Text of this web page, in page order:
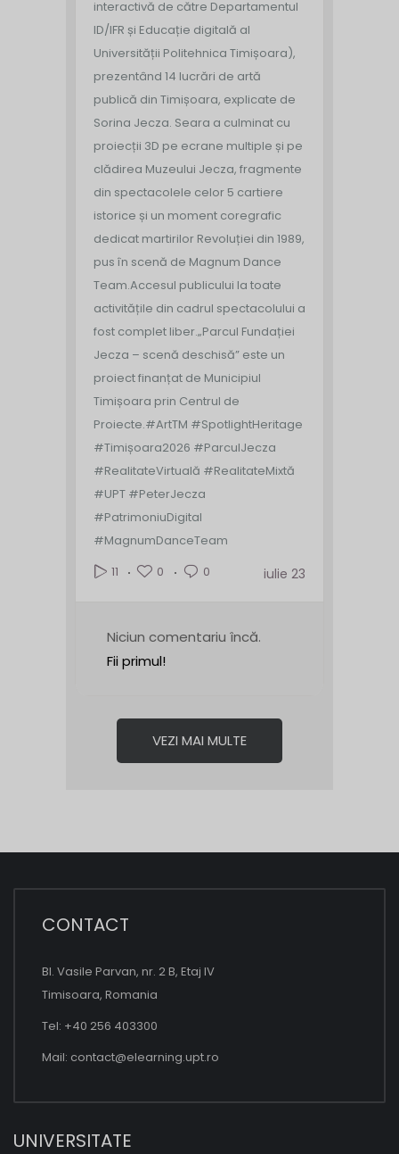
interactivă de către Departamentul
ID/IFR și Educație digitală al
Universității Politehnica Timișoara),
prezentând 14 lucrări de artă
publică din Timișoara, explicate de
Sorina Jecza. Seara a culminat cu
proiecții 3D pe ecrane multiple și pe
clădirea Muzeului Jecza, fragmente
din spectacolele celor 5 cartiere
istorice și un moment coregrafic
dedicat martirilor Revoluției din 1989,
pus în scenă de Magnum Dance
Team.Accesul publicului la toate
activitățile din cadrul spectacolului a
fost complet liber.„Parcul Fundației
Jecza – scenă deschisă” este un
proiect finanțat de Municipiul
Timișoara prin Centrul de
Proiecte.#ArtTM #SpotlightHeritage
#Timișoara2026 #ParculJecza
#RealitateVirtuală #RealitateMixtă
#UPT #PeterJecza
#PatrimoniuDigital
#MagnumDanceTeam
11
0 0 iulie 23
Niciun comentariu încă.
Fii primul!
VEZI MAI MULTE
CONTACT
Bl. Vasile Parvan, nr. 2 B, Etaj IV
Timisoara, Romania
Tel: +40 256 403300
Mail: contact@elearning.upt.ro
UNIVERSITATE